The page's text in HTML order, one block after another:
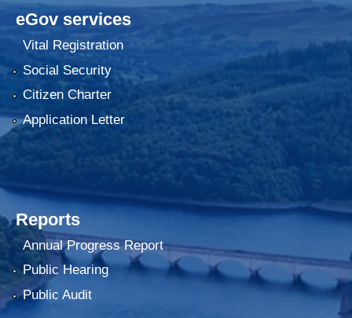
eGov services
Vital Registration
Social Security
Citizen Charter
Application Letter
Reports
Annual Progress Report
Public Hearing
Public Audit